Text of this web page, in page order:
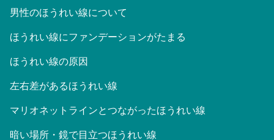
男性のほうれい線について
ほうれい線にファンデーションがたまる
ほうれい線の原因
左右差があるほうれい線
マリオネットラインとつながったほうれい線
暗い場所・鏡で目立つほうれい線